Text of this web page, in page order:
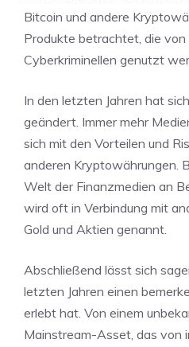
Bitcoin und andere
Produkte betrachtet, die von
Cyberkriminellen genutzt
In den letzten Jahren hat
geändert. Immer mehr
sich mit den Vorteilen und
anderen Kryptowährungen.
Welt der Finanzmedien an
wird oft in Verbindung mit
Gold und Aktien genannt.
Abschließend lässt sich
letzten Jahren einen
erlebt hat. Von einem
Mainstream-Asset, das von